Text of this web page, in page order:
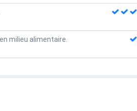
milieu alimentaire.